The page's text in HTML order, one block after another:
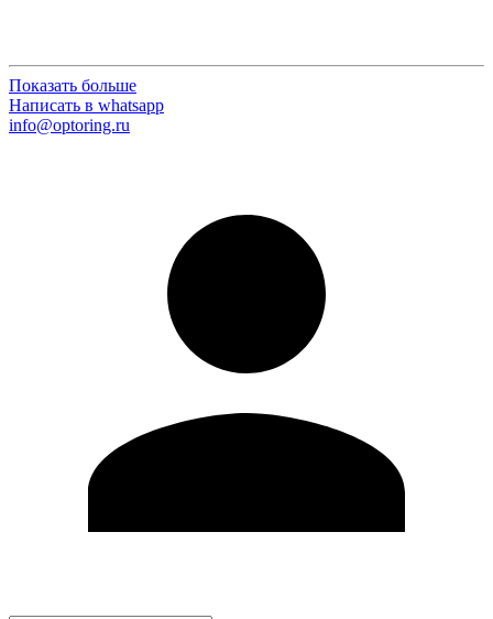
Показать больше
Написать в whatsapp
info@optoring.ru